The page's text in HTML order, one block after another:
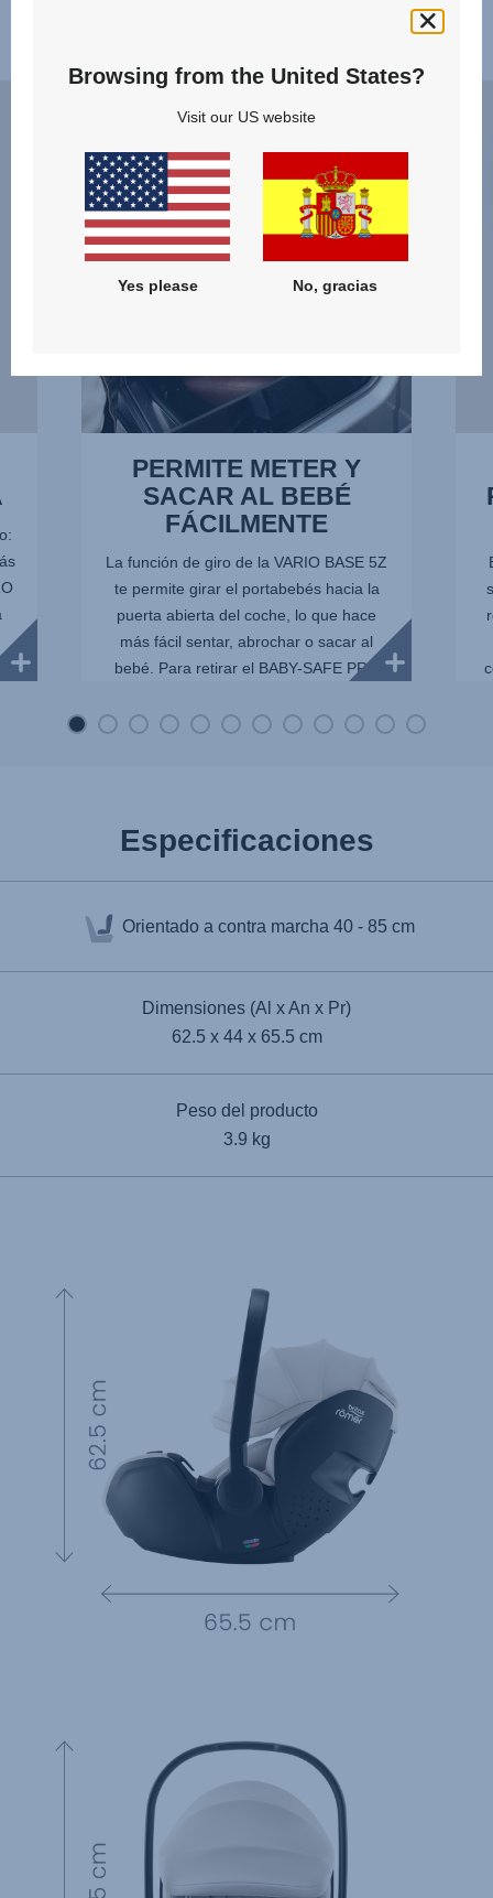
SACAR
AL
BEBÉ
FÁCILMENTE,
PERMITE METER Y
SACAR AL BEBÉ
FÁCILMENTE
La función de giro de la VARIO BASE 5Z
te permite girar el portabebés hacia la
puerta abierta del coche, lo que hace
más fácil sentar, abrochar o sacar al
bebé. Para retirar el BABY-SAFE PRO
Especificaciones
Orientado a contra marcha 40 - 85 cm
Dimensiones (Al x An x Pr)
62.5 x 44 x 65.5 cm
Peso del producto
3.9 kg
Browsing from the United States?
Visit our US website
Yes please No, gracias